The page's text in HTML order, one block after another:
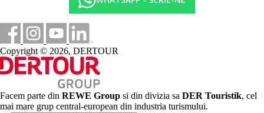
nealcoolice locale selectate sunt disponibile gratuit la orele
Dispune de 11 restaurante, lobby bar, bar la piscina, snack
bar, bistro bar, cafenea, bar pe plaja
Categoria oficiala
5 stele
Site web
https://www.rotana.com/rotanahotelandresorts/
Copyright © 2026, DERTOUR
Facem parte din REWE Group si din divizia sa DER Touristik, cel
mai mare grup central-european din industria turismului.